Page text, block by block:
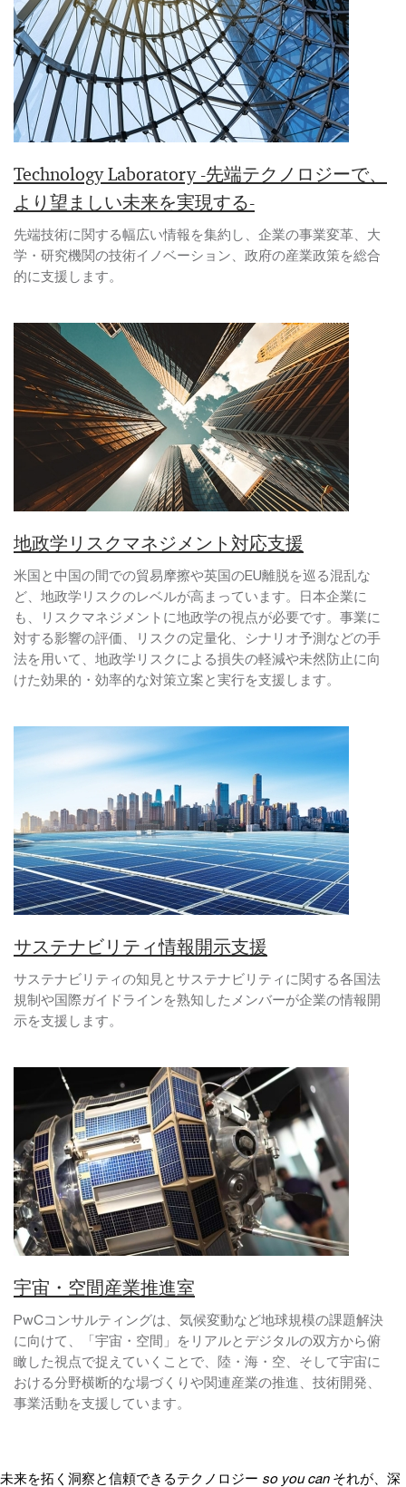
Technology Laboratory -先端テクノロジーで、
より望ましい未来を実現する-
先端技術に関する幅広い情報を集約し、企業の事業変革、大
学・研究機関の技術イノベーション、政府の産業政策を総合
的に支援します。
地政学リスクマネジメント対応支援
米国と中国の間での貿易摩擦や英国のEU離脱を巡る混乱な
ど、地政学リスクのレベルが高まっています。日本企業に
も、リスクマネジメントに地政学の視点が必要です。事業に
対する影響の評価、リスクの定量化、シナリオ予測などの手
法を用いて、地政学リスクによる損失の軽減や未然防止に向
けた効果的・効率的な対策立案と実行を支援します。
サステナビリティ情報開示支援
サステナビリティの知見とサステナビリティに関する各国法
規制や国際ガイドラインを熟知したメンバーが企業の情報開
示を支援します。
宇宙・空間産業推進室
PwCコンサルティングは、気候変動など地球規模の課題解決
に向けて、「宇宙・空間」をリアルとデジタルの双方から俯
瞰した視点で捉えていくことで、陸・海・空、そして宇宙に
おける分野横断的な場づくりや関連産業の推進、技術開発、
事業活動を支援しています。
未来を拓く洞察と信頼できるテクノロジー so you can それが、深